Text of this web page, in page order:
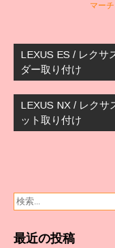
マーチ
稿
ナ
ビ
ゲ
ー
シ
LEXUS ES / レクサ
ダー取り付け
LEXUS NX / レクサ
ット取り付け
最近の投稿